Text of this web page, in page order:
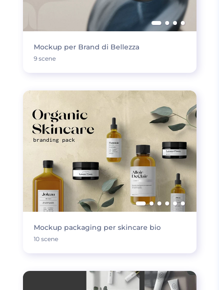
Mockup per Brand di Bellezza
9 scene
Mockup packaging per skincare bio
10 scene